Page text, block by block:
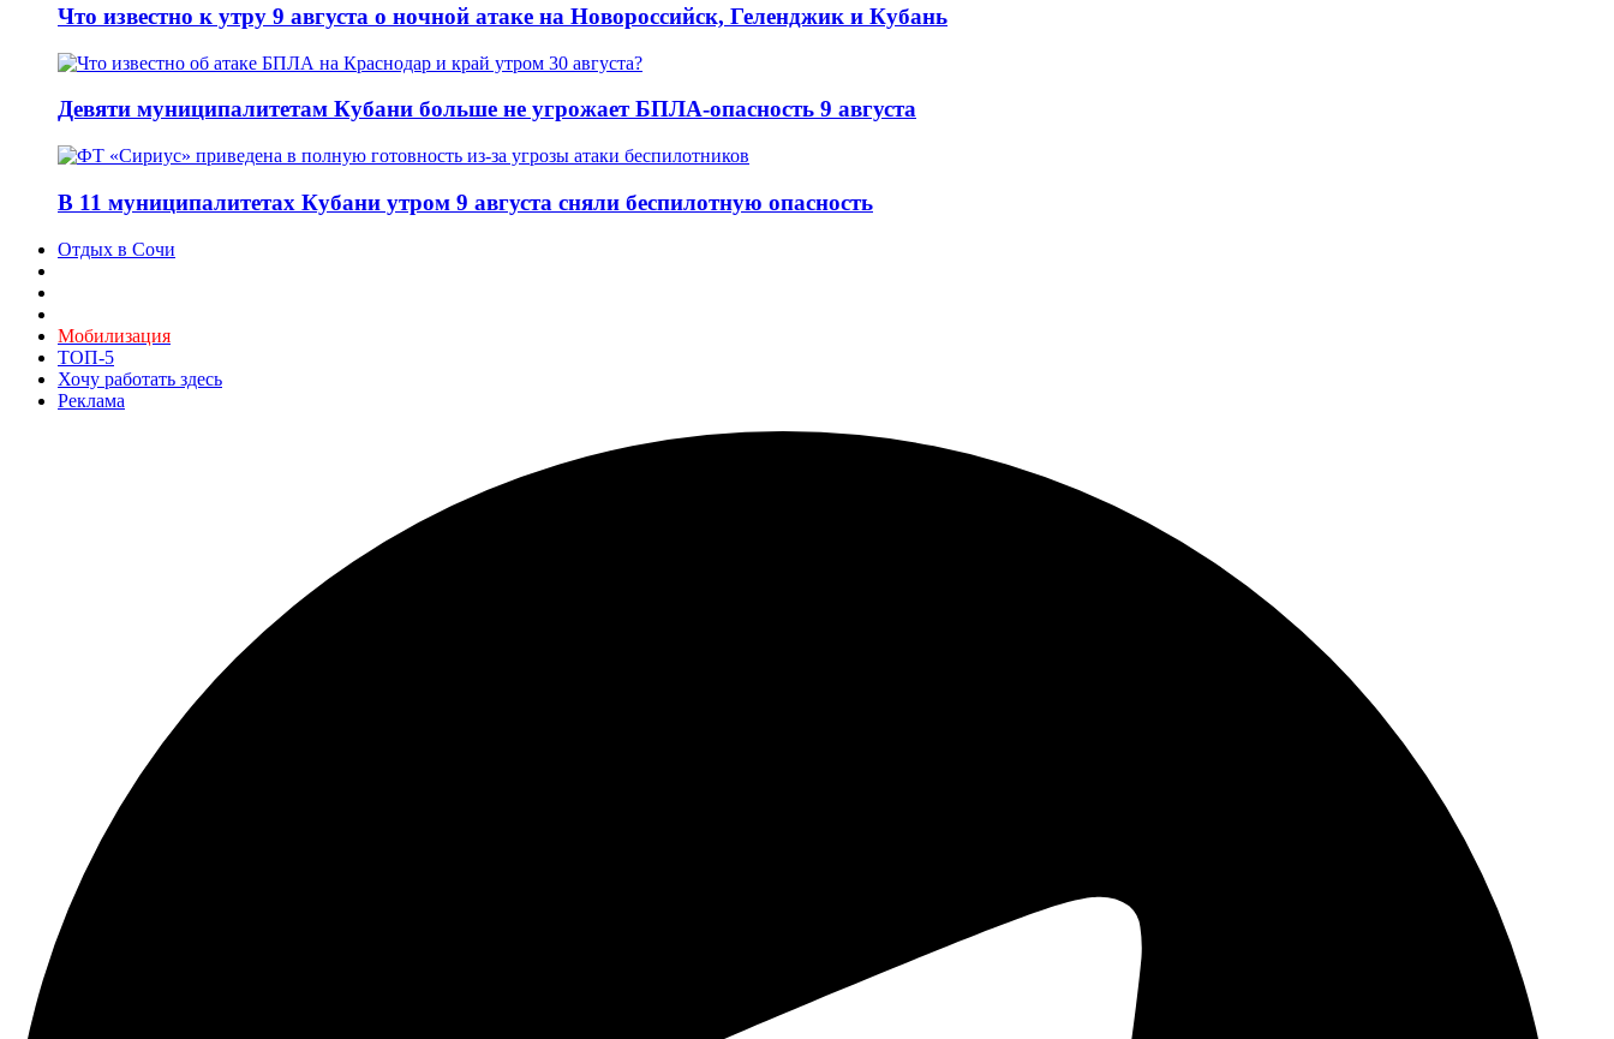
Что известно к утру 9 августа о ночной атаке на Новороссийск, Геленджик и Кубань
Девяти муниципалитетам Кубани больше не угрожает БПЛА-опасность 9 августа
В 11 муниципалитетах Кубани утром 9 августа сняли беспилотную опасность
Отдых в Сочи
Мобилизация
ТОП-5
Хочу работать здесь
Реклама